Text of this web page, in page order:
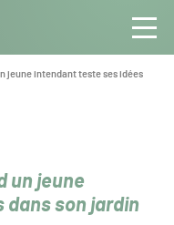
jeune intendant teste ses idées
un jeune
son jardin